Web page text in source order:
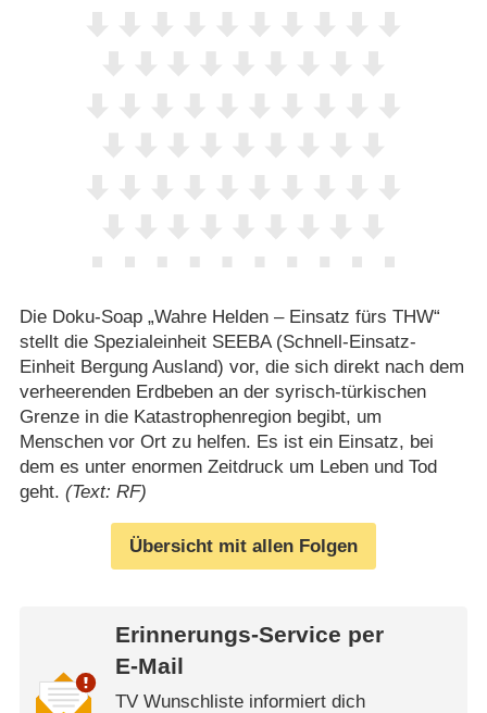
Die Doku-Soap „Wahre Helden – Einsatz fürs THW“
stellt die Spezialeinheit SEEBA (Schnell-Einsatz-
Einheit Bergung Ausland) vor, die sich direkt nach dem
verheerenden Erdbeben an der syrisch-türkischen
Grenze in die Katastrophenregion begibt, um
Menschen vor Ort zu helfen. Es ist ein Einsatz, bei
dem es unter enormen Zeitdruck um Leben und Tod
geht. (Text: RF)
Übersicht mit allen Folgen
Erinnerungs-Service per
E-Mail
TV Wunschliste informiert dich